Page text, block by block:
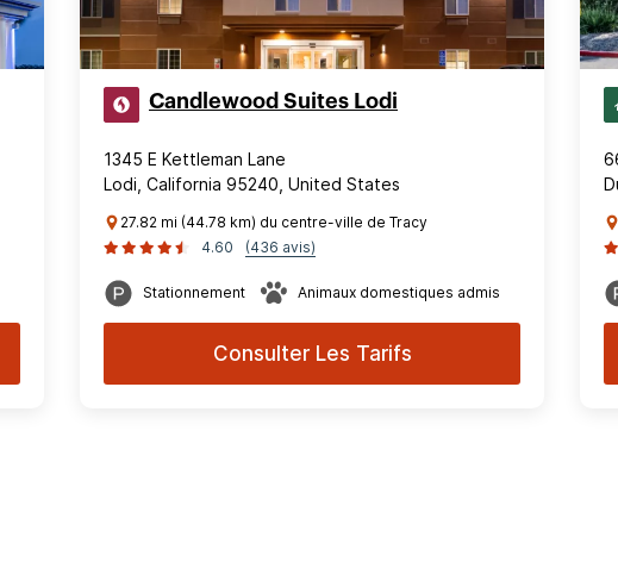
Candlewood Suites Lodi
1345 E Kettleman Lane
Lodi, California 95240, United States
27.82 mi (44.78 km) du centre-ville de Tracy
4.60
(436 avis)
Stationnement Animaux domestiques admis
Consulter Les Tarifs